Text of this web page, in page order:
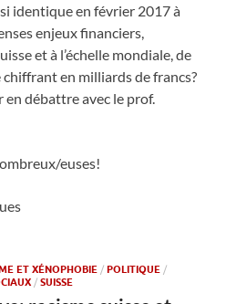
identique en février 2017 à
enjeux financiers,
et à l’échelle mondiale, de
en milliards de francs?
en débattre avec le prof.
euses!
ET XÉNOPHOBIE / POLITIQUE /
/ SUISSE